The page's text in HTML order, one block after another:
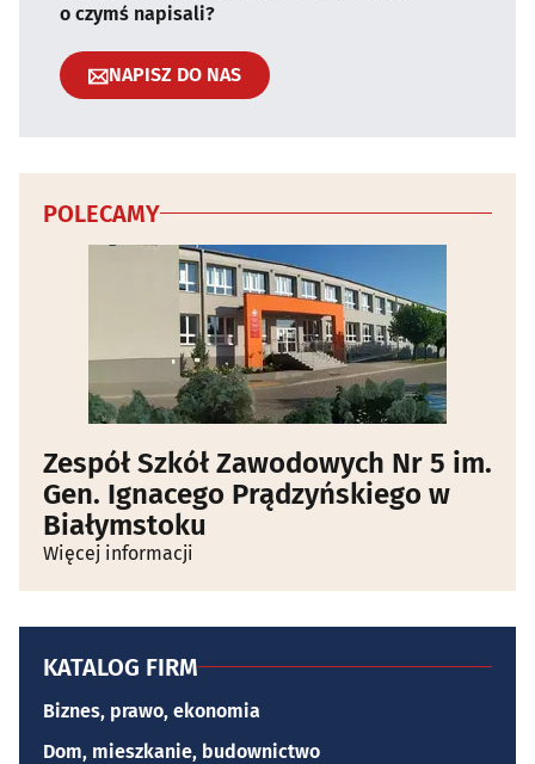
o czymś napisali?
NAPISZ DO NAS
POLECAMY
Zespół Szkół Zawodowych Nr 5 im.
Gen. Ignacego Prądzyńskiego w
Białymstoku
Więcej informacji
KATALOG FIRM
Biznes, prawo, ekonomia
Dom, mieszkanie, budownictwo